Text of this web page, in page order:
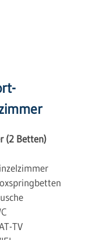
(2 Betten)
TV